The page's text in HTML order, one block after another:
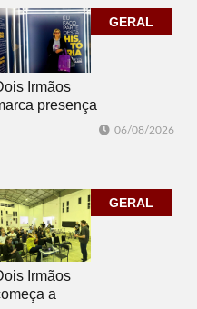
GERAL
Irmãos
presença
06/08/2026
GERAL
Irmãos
a